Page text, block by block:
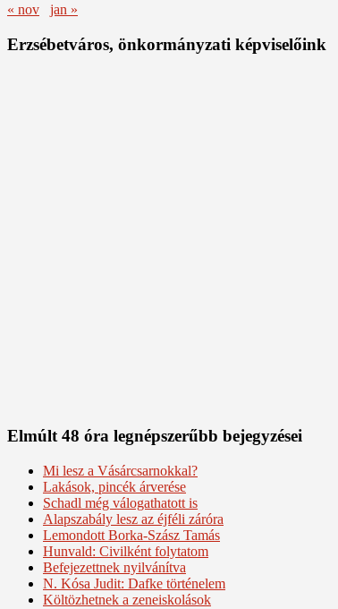
« nov
jan »
Erzsébetváros, önkormányzati képviselőink
Elmúlt 48 óra legnépszerűbb bejegyzései
Mi lesz a Vásárcsarnokkal?
Lakások, pincék árverése
Schadl még válogathatott is
Alapszabály lesz az éjféli záróra
Lemondott Borka-Szász Tamás
Hunvald: Civilként folytatom
Befejezettnek nyilvánítva
N. Kósa Judit: Dafke történelem
Költözhetnek a zeneiskolások